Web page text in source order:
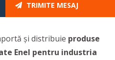
TRIMITE MESAJ
și distribuie produse
Enel pentru industria